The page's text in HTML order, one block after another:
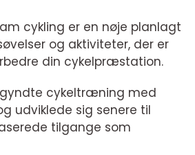
cykling er en nøje planlagt
og aktiviteter, der er
din cykelpræstation.
cykeltræning med
udviklede sig senere til
tilgange som